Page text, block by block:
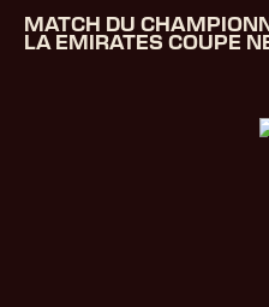
MATCH DU
LA EMIRATES COUPE